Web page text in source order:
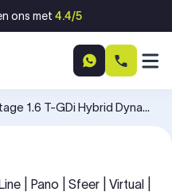
ons met 4.4/5
T-GDi Hybrid DynamicPlusLine T911GT
| Pano | Sfeer | Virtual |